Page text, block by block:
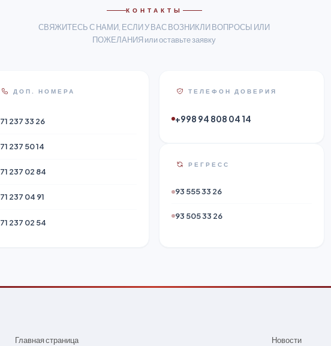
КОНТАКТЫ
СВЯЖИТЕСЬ С НАМИ, ЕСЛИ У ВАС ВОЗНИКЛИ ВОПРОСЫ ИЛИ
ПОЖЕЛАНИЯ или оставьте заявку
ДОП. НОМЕРА
71 237 33 26
71 237 50 14
71 237 02 84
71 237 04 91
71 237 02 54
ТЕЛЕФОН ДОВЕРИЯ
+998 94 808 04 14
РЕГРЕСС
93 555 33 26
93 505 33 26
Главная страница Новости